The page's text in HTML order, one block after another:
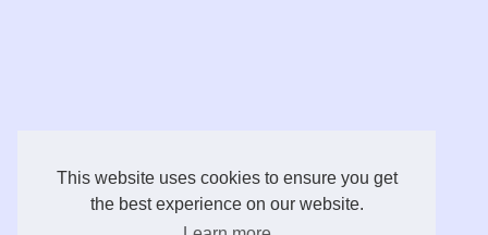
This website uses cookies to ensure you get
the best experience on our website.